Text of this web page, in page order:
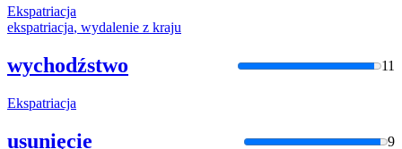
Ekspatriacja
ekspatriacja, wydalenie z kraju
wychodźstwo 11
Ekspatriacja
usunięcie 9